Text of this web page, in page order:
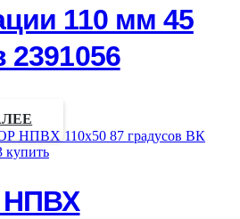
110 мм 45
2391056
НПВХ